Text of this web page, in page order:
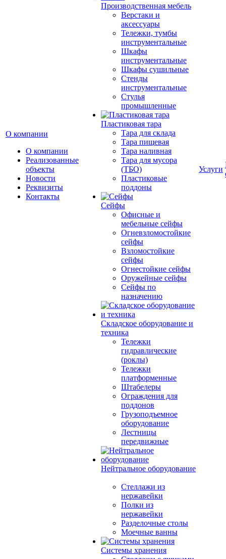
О компании
О компании
Реализованные
объекты
Новости
Реквизиты
Контакты
Производственная мебель
Верстаки и
аксессуары
Тележки, тумбы
инструментальные
Шкафы
инструментальные
Шкафы сушильные
Стенды
инструментальные
Cтулья
промышленные
Пластиковая тара
Тара для склада
Тара пищевая
Тара наливная
Тара для мусора
(ТБО)
Пластиковые
поддоны
Сейфы
Офисные и
мебельные сейфы
Огневзломостойкие
сейфы
Взломостойкие
сейфы
Огнестойкие сейфы
Оружейные сейфы
Сейфы по
назначению
Складское оборудование и
техника
Тележки
гидравлические
(роклы)
Тележки
платформенные
Штабелеры
Ограждения для
поддонов
Грузоподъемное
оборудование
Лестницы
передвижные
Нейтральное оборудование
Стеллажи из
нержавейки
Полки из
нержавейки
Разделочные столы
Моечные ванны
Системы хранения
Услуги